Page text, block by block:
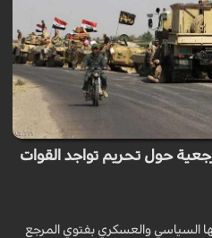
حول تحريم تواجد القوات
السياسي والعسكري بفتوي المرجع